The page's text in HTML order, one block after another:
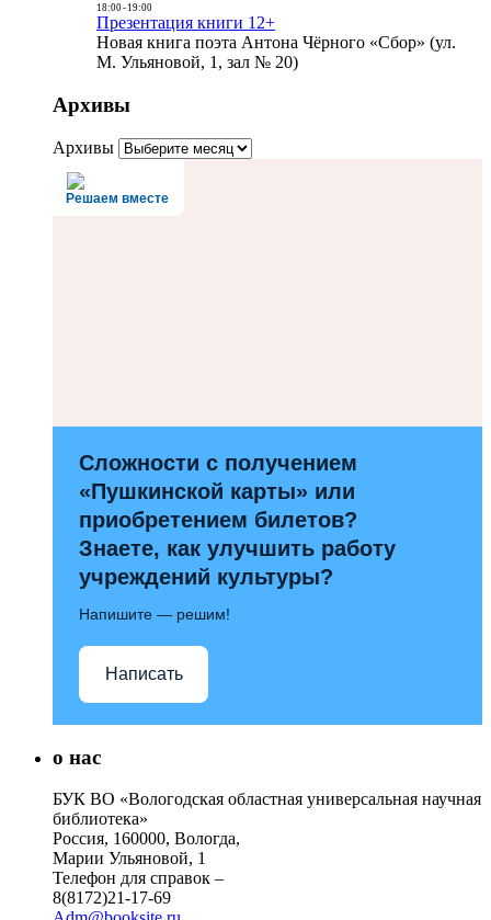
18:00- 19:00
Презентация книги 12+
Новая книга поэта Антона Чёрного «Сбор» (ул.
М. Ульяновой, 1, зал № 20)
Архивы
Архивы
Решаем вместе
Сложности с получением
«Пушкинской карты» или
приобретением билетов?
Знаете, как улучшить работу
учреждений культуры?
Напишите — решим!
Написать
о нас
БУК ВО «Вологодская областная универсальная научная
библиотека»
Россия, 160000, Вологда,
Марии Ульяновой, 1
Телефон для справок –
8(8172)21-17-69